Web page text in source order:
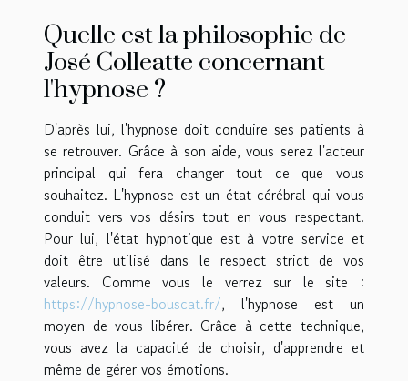
Quelle est la philosophie de
José Colleatte concernant
l'hypnose ?
D'après lui, l'hypnose doit conduire ses patients à
se retrouver. Grâce à son aide, vous serez l'acteur
principal qui fera changer tout ce que vous
souhaitez. L'hypnose est un état cérébral qui vous
conduit vers vos désirs tout en vous respectant.
Pour lui, l'état hypnotique est à votre service et
doit être utilisé dans le respect strict de vos
valeurs. Comme vous le verrez sur le site :
https://hypnose-bouscat.fr/, l'hypnose est un
moyen de vous libérer. Grâce à cette technique,
vous avez la capacité de choisir, d'apprendre et
même de gérer vos émotions.